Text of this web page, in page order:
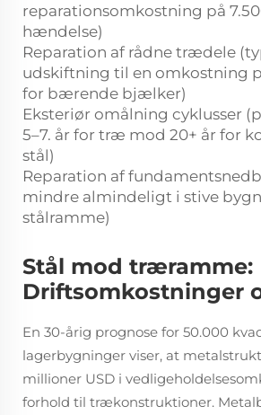
reparationsomkostning på
hændelse)
Reparation af rådne trædele
udskiftning til en omkostning
for bærende bjælker)
Eksteriør omålning cyklusser
5–7. år for træ mod 20+ år for
stål)
Reparation af
mindre almindeligt i stive
stålramme)
Stål mod træramme:
Driftsomkostninger
En 30-årig prognose for 50.000
lagerbygninger viser, at
millioner USD i
forhold til trækonstruktioner.